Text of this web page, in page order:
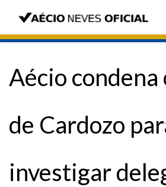
Aécio condena
de Cardozo
investigar